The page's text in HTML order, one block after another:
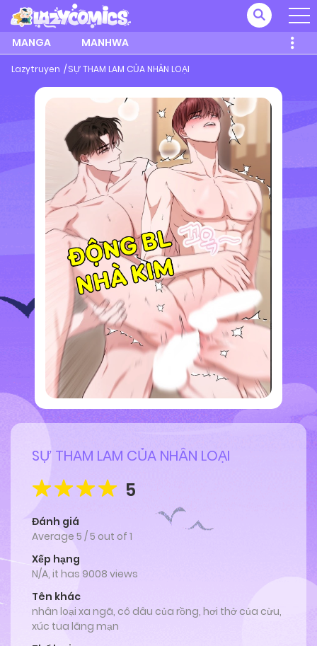
MANGA MANHWA
Lazytruyen SỰ THAM LAM CỦA NHÂN LOẠI
SỰ THAM LAM CỦA NHÂN LOẠI
5
Đánh giá
Average 5 /5 out of 1
Xếp hạng
N/A, it has 9008 views
Tên khác
nhân loại xa ngã, cô dâu của rồng, hơi thở của cừu,
xúc tua lãng mạn